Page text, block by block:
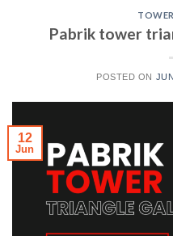
Pabrik tower
POSTED ON
12
Jun